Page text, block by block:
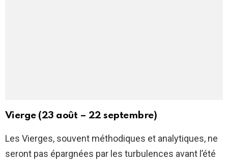
Vierge (23 août – 22 septembre)
Les Vierges, souvent méthodiques et analytiques, ne
seront pas épargnées par les turbulences avant l’été